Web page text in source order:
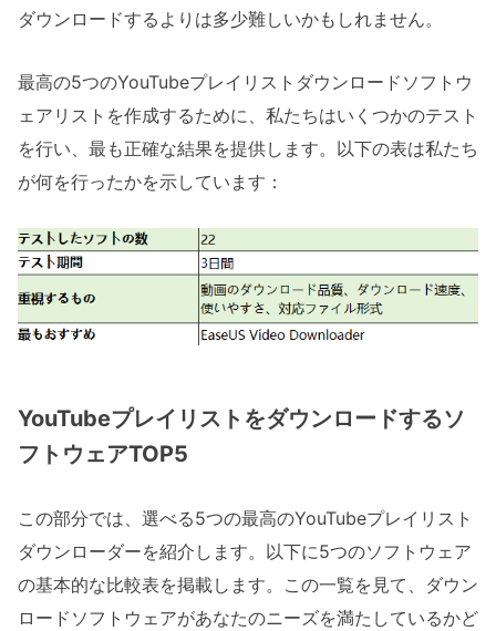
ダウンロードするよりは多少難しいかもしれません。
最高の5つのYouTubeプレイリストダウンロードソフトウ
ェアリストを作成するために、私たちはいくつかのテスト
を行い、最も正確な結果を提供します。以下の表は私たち
が何を行ったかを示しています：
YouTubeプレイリストをダウンロードするソ
フトウェアTOP5
この部分では、選べる5つの最高のYouTubeプレイリスト
ダウンローダーを紹介します。以下に5つのソフトウェア
の基本的な比較表を掲載します。この一覧を見て、ダウン
ロードソフトウェアがあなたのニーズを満たしているかど